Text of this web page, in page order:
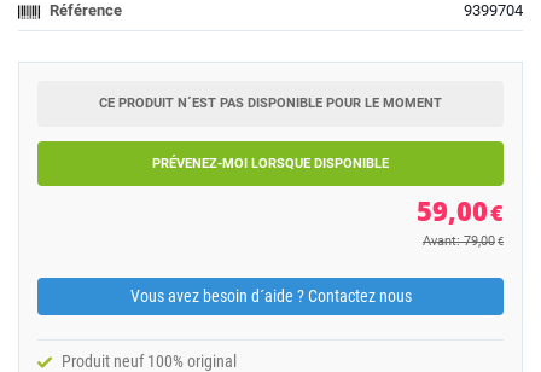
Référence 9399704
CE PRODUIT N´EST PAS DISPONIBLE POUR LE MOMENT
PRÉVENEZ-MOI LORSQUE DISPONIBLE
59,00€
Avant: 79,00 €
Vous avez besoin d´aide ? Contactez nous
Produit neuf 100% original